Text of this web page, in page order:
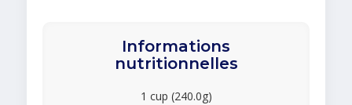
Informations
nutritionnelles
1 cup (240.0g)